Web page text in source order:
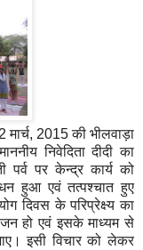
2015 की भीलवाड़ा
निवेदिता दीदी का
पर्व पर केन्द्र कार्य को
हुआ एवं तत्पश्चात हुए
दिवस के परिप्रेक्ष्य का
हो एवं इसके माध्यम से
इसी विचार को लेकर